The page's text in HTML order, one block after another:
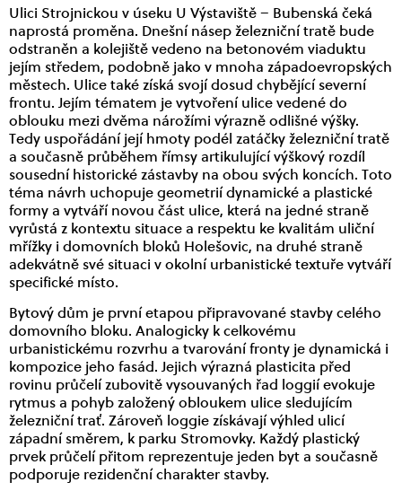
Ulici Strojnickou v úseku U Výstaviště – Bubenská čeká
naprostá proměna. Dnešní násep železniční tratě bude
odstraněn a kolejiště vedeno na betonovém viaduktu
jejím středem, podobně jako v mnoha západoevropských
městech. Ulice také získá svojí dosud chybějící severní
frontu. Jejím tématem je vytvoření ulice vedené do
oblouku mezi dvěma nárožími výrazně odlišné výšky.
Tedy uspořádání její hmoty podél zatáčky železniční tratě
a současně průběhem římsy artikulující výškový rozdíl
sousední historické zástavby na obou svých koncích. Toto
téma návrh uchopuje geometrií dynamické a plastické
formy a vytváří novou část ulice, která na jedné straně
vyrůstá z kontextu situace a respektu ke kvalitám uliční
mřížky i domovních bloků Holešovic, na druhé straně
adekvátně své situaci v okolní urbanistické textuře vytváří
specifické místo.
Bytový dům je první etapou připravované stavby celého
domovního bloku. Analogicky k celkovému
urbanistickému rozvrhu a tvarování fronty je dynamická i
kompozice jeho fasád. Jejich výrazná plasticita před
rovinu průčelí zubovitě vysouvaných řad loggií evokuje
rytmus a pohyb založený obloukem ulice sledujícím
železniční trať. Zároveň loggie získávají výhled ulicí
západní směrem, k parku Stromovky. Každý plastický
prvek průčelí přitom reprezentuje jeden byt a současně
podporuje rezidenční charakter stavby.